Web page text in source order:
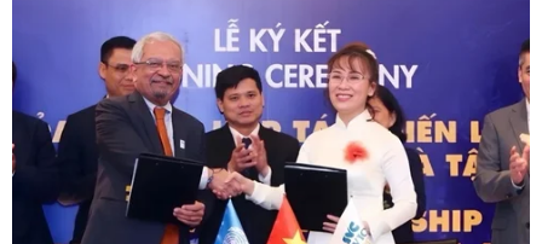
06/08/2026 09:59
Khởi tố người đi bộ gây tai nạn chết
người trên quốc lộ ở Quảng Trị
06/08/2026 09:44